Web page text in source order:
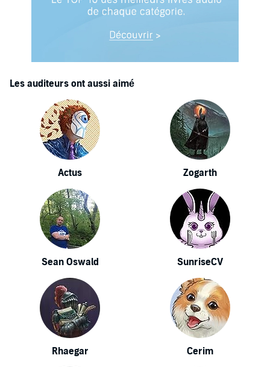
Les auditeurs ont aussi aimé
Actus Zogarth
Sean Oswald SunriseCV
Rhaegar Cerim